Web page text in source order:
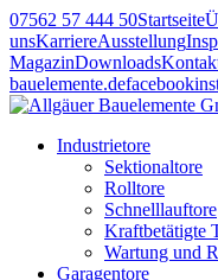
07562 57 444 50Startseite
unsKarriereAusstellung
MagazinDownloads
bauelemente.defacebook
Industrietore
Sektionaltore
Rolltore
Schnelllauftore
Kraftbetätigte
Wartung und
Garagentore